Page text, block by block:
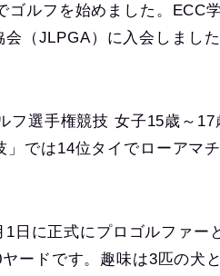
ルフを始めました。ECC
（JLPGA）に入会しまし
フ選手権競技 女子15歳～17
では14位タイでローアマチ
日に正式にプロゴルファー
ードです。趣味は3匹の犬